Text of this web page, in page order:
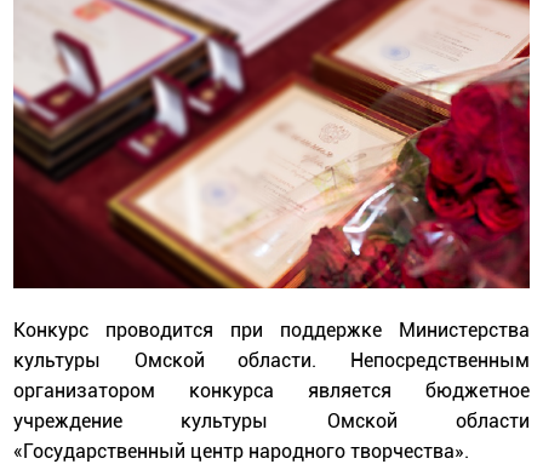
Конкурс проводится при поддержке Министерства
культуры Омской области. Непосредственным
организатором конкурса является бюджетное
учреждение культуры Омской области
«Государственный центр народного творчества».